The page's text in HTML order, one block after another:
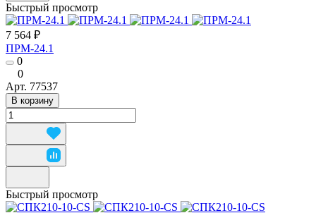
Быстрый просмотр
7 564 ₽
ПРМ-24.1
0
0
Арт. 77537
В корзину
Быстрый просмотр